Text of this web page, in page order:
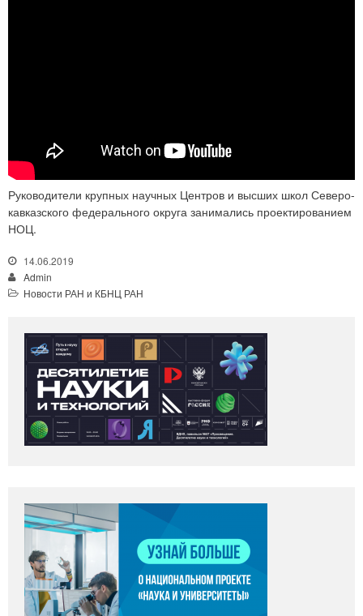
Руководители крупных научных Центров и высших школ Северо-
кавказского федерального округа занимались проектированием
НОЦ.
14.06.2019
Admin
Новости РАН и КБНЦ РАН